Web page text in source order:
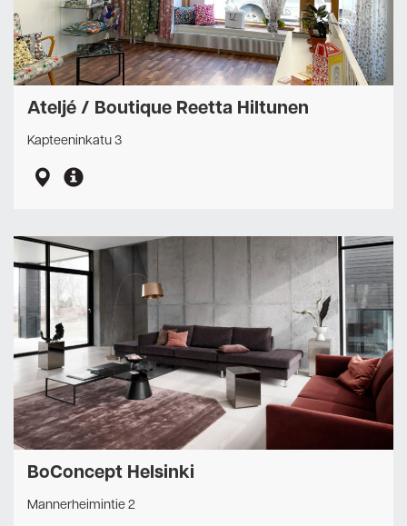
Ateljé / Boutique Reetta Hiltunen
Kapteeninkatu 3
BoConcept Helsinki
Mannerheimintie 2